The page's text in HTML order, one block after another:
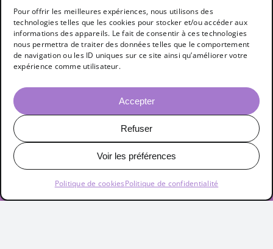
Pour offrir les meilleures expériences, nous utilisons des
technologies telles que les cookies pour stocker et/ou accéder aux
informations des appareils. Le fait de consentir à ces technologies
nous permettra de traiter des données telles que le comportement
de navigation ou les ID uniques sur ce site ainsi qu’améliorer votre
expérience comme utilisateur.
Accepter
Refuser
Voir les préférences
Politique de cookiesPolitique de confidentialité
Québec, Québec
G1K 2G7, CANADA
. Activités
. Services